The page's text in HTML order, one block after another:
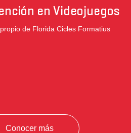
en Videojuegos
de Florida Cicles Formatius
Conocer más